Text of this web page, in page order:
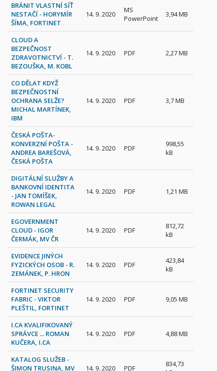
BRÁNIT VLASTNÍ SÍŤ
NESTAČÍ - HORYMÍR
ŠÍMA, FORTINET
14. 9. 2020
MS
PowerPoint
3,94 MB
CLOUD A
BEZPEČNOST
ZDRAVOTNICTVÍ - T.
BEZOUŠKA, M. KOBL
14. 9. 2020 PDF 2,27 MB
CO DĚLAT KDYŽ
BEZPEČNOSTNÍ
OCHRANA SELŽE?
MICHAL MARTÍNEK,
IBM
14. 9. 2020 PDF 3,7 MB
ČESKÁ POŠTA-
KONVERZNÍ POŠTA -
ANDREA BAREŠOVÁ,
ČESKÁ POŠTA
14. 9. 2020 PDF
998,55
kB
DIGITÁLNÍ SLUŽBY A
BANKOVNÍ IDENTITA
- JAN TOMÍŠEK,
ROWAN LEGAL
14. 9. 2020 PDF 1,21 MB
EGOVERNMENT
CLOUD - IGOR
ČERMÁK, MV ČR
14. 9. 2020 PDF
812,72
kB
EVIDENCE JINÝCH
FYZICKÝCH OSOB - R.
ZEMÁNEK, P. HRON
14. 9. 2020 PDF
423,84
kB
FORTINET SECURITY
FABRIC - VIKTOR
PLEŠTIL, FORTINET
14. 9. 2020 PDF 9,05 MB
I.CA KVALIFIKOVANÝ
SPRÁVCE ... ROMAN
KUČERA, I.CA
14. 9. 2020 PDF 4,88 MB
KATALOG SLUŽEB -
ŠIMON TRUSINA, MV
14. 9. 2020 PDF
834,73